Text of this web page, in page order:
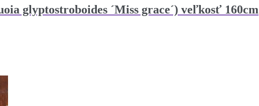
glyptostroboides ´Miss grace´) veľkosť 160cm